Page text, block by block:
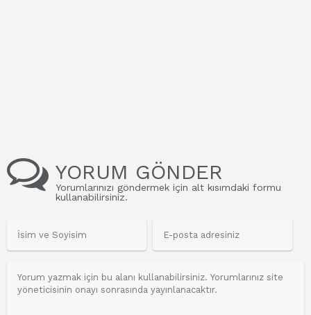
YORUM GÖNDER
Yorumlarınızı göndermek için alt kısımdaki formu
kullanabilirsiniz.